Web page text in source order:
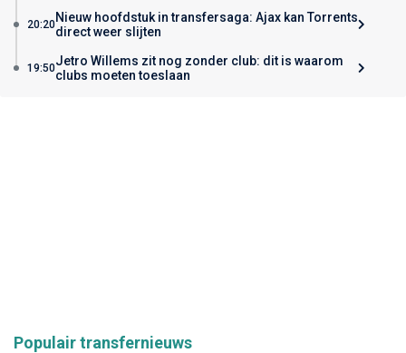
20:20Nieuw hoofdstuk in transfersaga: Ajax kan Torrents
direct weer slijten
19:50Jetro Willems zit nog zonder club: dit is waarom
clubs moeten toeslaan
Populair transfernieuws